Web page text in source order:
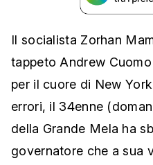
Il socialista Zorhan
tappeto Andrew
per il cuore di New
errori, il 34enne
della Grande Mela ha
governatore che a sua